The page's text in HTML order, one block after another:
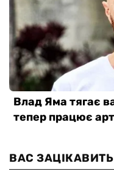
ВАС ЗАЦІКАВИТЬ